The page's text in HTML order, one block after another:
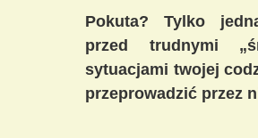
Pokuta? Tylko
przed trudnymi
sytuacjami twojej
przeprowadzić przez